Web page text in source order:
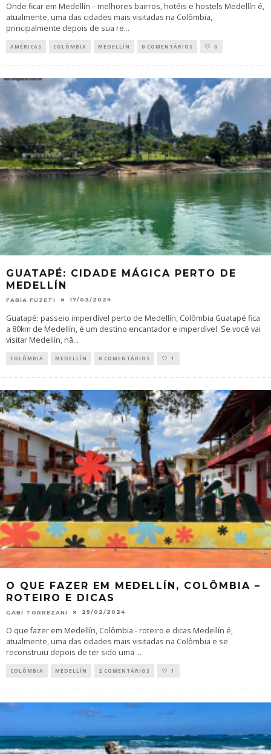
Onde ficar em Medellín – melhores bairros, hotéis e hostels Medellín é,
atualmente, uma das cidades mais visitadas na Colômbia,
principalmente depois de sua re...
AMÉRICAS COLÔMBIA MEDELLÍN 0 COMENTÁRIOS 0
GUATAPÉ: CIDADE MÁGICA PERTO DE
MEDELLÍN
FABIA FUZETI 17/03/2024
Guatapé: passeio imperdível perto de Medellín, Colômbia Guatapé fica
a 80km de Medellín, é um destino encantador e imperdível. Se você vai
visitar Medellín, nã...
COLÔMBIA MEDELLÍN 0 COMENTÁRIOS 1
O QUE FAZER EM MEDELLÍN, COLÔMBIA –
ROTEIRO E DICAS
GABI TORREZANI 25/02/2024
O que fazer em Medellín, Colômbia - roteiro e dicas Medellín é,
atualmente, uma das cidades mais visitadas na Colômbia e se
reconstruiu depois de ter sido uma ...
COLÔMBIA MEDELLÍN 2 COMENTÁRIOS 1